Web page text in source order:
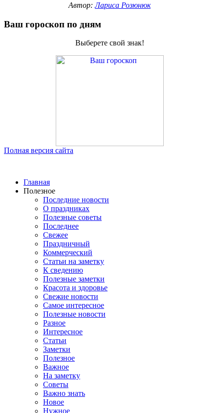
Автор:Лариса Розюнюк
Ваш гороскоп по дням
Выберете свой знак!
Полная версия сайта
Главная
Полезное
Последние новости
О праздниках
Полезные советы
Последнее
Свежее
Праздничный
Коммерческий
Статьи на заметку
К сведению
Полезные заметки
Красота и здоровье
Свежие новости
Самое интересное
Полезные новости
Разное
Интересное
Статьи
Заметки
Полезное
Важное
На заметку
Советы
Важно знать
Новое
Нужное